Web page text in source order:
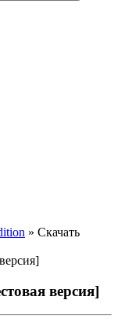
» Скачать
версия]